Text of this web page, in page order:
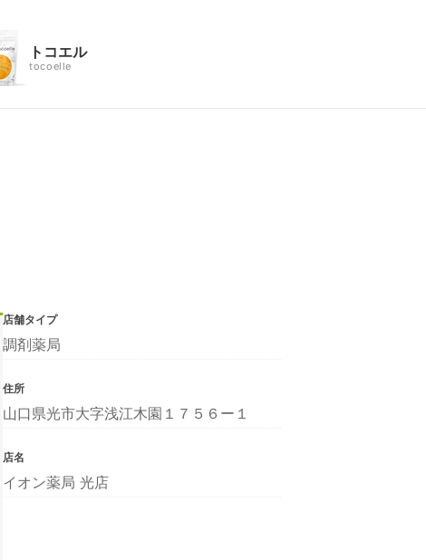
トコエル
tocoelle
店舗タイプ
調剤薬局
住所
山口県光市大字浅江木園１７５６ー１
店名
イオン薬局 光店